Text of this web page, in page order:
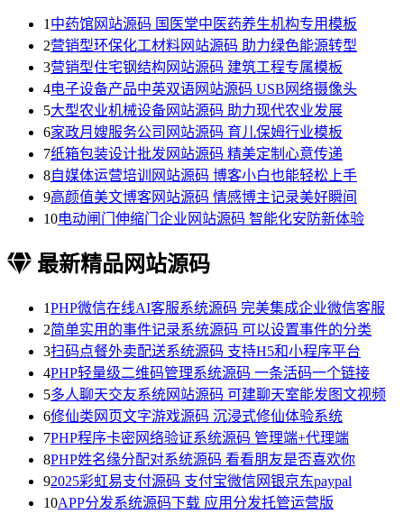
1 中药馆网站源码 国医堂中医药养生机构专用模板
2营销型环保化工材料网站源码 助力绿色能源转型
3营销型住宅钢结构网站源码 建筑工程专属模板
4电子设备产品中英双语网站源码 USB网络摄像头
5大型农业机械设备网站源码 助力现代农业发展
6家政月嫂服务公司网站源码 育儿保姆行业模板
7纸箱包装设计批发网站源码 精美定制心意传递
8自媒体运营培训网站源码 博客小白也能轻松上手
9高颜值美文博客网站源码 情感博主记录美好瞬间
10电动闸门伸缩门企业网站源码 智能化安防新体验
最新精品网站源码
1PHP微信在线AI客服系统源码 完美集成企业微信客服
2简单实用的事件记录系统源码 可以设置事件的分类
3扫码点餐外卖配送系统源码 支持H5和小程序平台
4PHP轻量级二维码管理系统源码 一条活码一个链接
5多人聊天交友系统网站源码 可建聊天室能发图文视频
6修仙类网页文字游戏源码 沉浸式修仙体验系统
7PHP程序卡密网络验证系统源码 管理端+代理端
8PHP姓名缘分配对系统源码 看看朋友是否喜欢你
92025彩虹易支付源码 支付宝微信网银京东paypal
10APP分发系统源码下载 应用分发托管运营版